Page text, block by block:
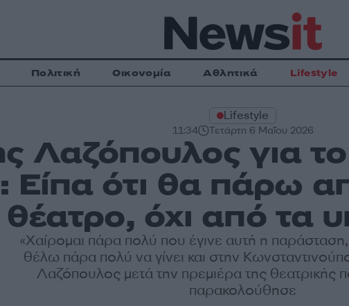
Πολιτική Οικονομία Αθλητικά Lifestyle
Lifestyle
11:34 Τετάρτη 6 Μαΐου 2026
Λαζόπουλος για το
Είπα ότι θα πάρω
θέατρο, όχι από τα
«Χαίρομαι πάρα πολύ που έγινε αυτή η παράσταση,
θέλω πάρα πολύ να γίνει και στην
Λαζόπουλος μετά την πρεμιέρα της θεατρικής
παρακολούθησε